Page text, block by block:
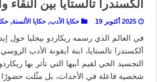
ألكسندرا تالستايا بين النقاء
2025 أكتوبر 19 حكايا الأدب, حكايا الألسنة,
في العالم الذي رسمه ريكاردو بيجليا حول
ألكسندرا تالستايا، ابنة أيقونة الأدب
التجسيد الحي لقيم أبيها التي تأثر بها
شخصية فاعلة في الأحداث، بل مثّلت حضورًا